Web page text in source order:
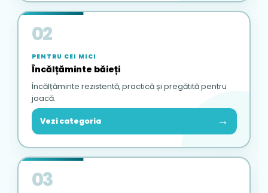
02
PENTRU CEI MICI
Încălțăminte băieți
Încălțăminte rezistentă, practică și pregătită pentru
joacă.
Vezi categoria →
03